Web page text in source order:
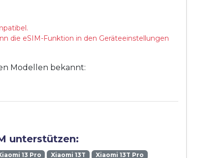
die eSIM-Funktion in den Geräteeinstellungen
Modellen bekannt:
unterstützen:
13 Pro Xiaomi 13T
Xiaomi 13T Pro